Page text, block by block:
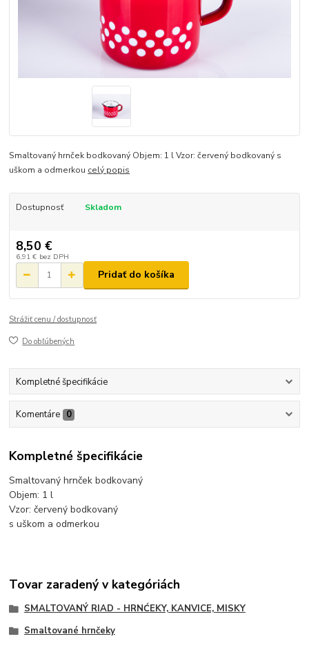
Smaltovaný hrnček bodkovaný Objem: 1 l Vzor: červený bodkovaný s
uškom a odmerkou celý popis
Dostupnosť Skladom
8,50 €
6,91 € bez DPH
Pridať do košíka
Strážiť cenu / dostupnosť
Do obľúbených
Kompletné špecifikácie
Komentáre 0
Kompletné špecifikácie
Smaltovaný hrnček bodkovaný
Objem: 1 l
Vzor: červený bodkovaný
s uškom a odmerkou
Tovar zaradený v kategóriách
SMALTOVANÝ RIAD - HRNĆEKY, KANVICE, MISKY
Smaltované hrnčeky